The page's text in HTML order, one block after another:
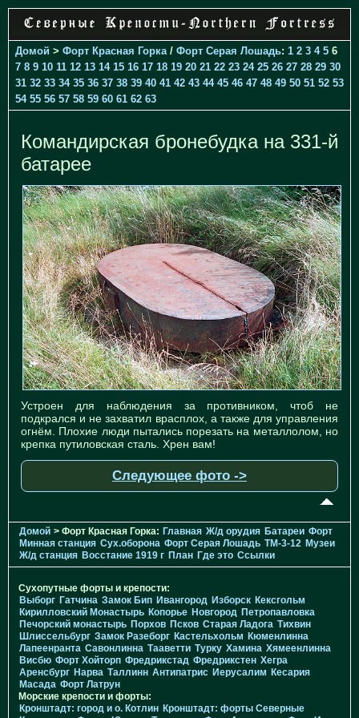
Домой > Форт Красная Горка / Форт Серая Лошадь: 1 2 3 4 5 6
7 8 9 10 11 12 13 14 15 16 17 18 19 20 21 22 23 24 25 26 27 28 29 30
31 32 33 34 35 36 37 38 39 40 41 42 43 44 45 46 47 48 49 50 51 52 53
54 55 56 57 58 59 60 61 62 63
Командирская бронебудка на 331-й
батарее
Устроен для наблюдения за противником, чтоб не
подкрался и не захватил врасплох, а также для управления
огнём. Плохие люди пытались порезать на металлолом, но
крепка путиловская сталь. Хрен вам!
Следующее фото ->
Домой > Форт Красная Горка: Главная Ж/д орудия Батареи Форт
Минная станция Cух.оборона Форт Серая Лошадь TM-3-12 Музеи
Ж/д станция Восстание 1919 г План Где это Ссылки
Сухопутные форты и крепости:
Выборг Гатчина Замок Бип Ивангород Изборск Кексгольм
Кирилловский Монастырь Копорье Новгород Петропавловка
Печорcкий монастырь Порхов Псков Старая Ладога Тихвин
Шлиссельбург Замок Разеборг Кастельхольм Кюменлинна
Лапеенранта Савонлинна Тааветти Турку Хамина Хямеенлинна
Висбю Форт Хойторп Фредрикстад Фредрикстен Хегра
Аренсбург Нарва Таллинн Антипатрис Иерусалим Кесария
Масада Форт Латрун
Морские крепости и форты:
Кронштадт: город и о. Котлин Кронштадт: форты Северные